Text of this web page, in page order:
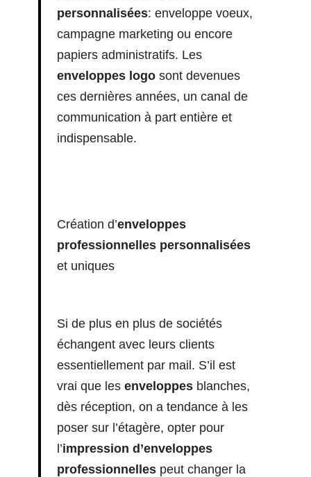
personnalisées: enveloppe voeux,
campagne marketing ou encore
papiers administratifs. Les
enveloppes logosont devenues
ces dernières années, un canal de
communication à part entière et
indispensable.
Création d’enveloppes
professionnelles personnalisées
et uniques
Si de plus en plus de sociétés
échangent avec leurs clients
essentiellement par mail. S’il est
vrai que les enveloppesblanches,
dès réception, on a tendance à les
poser sur l’étagère, opter pour
l’impression d’enveloppes
professionnellespeut changer la